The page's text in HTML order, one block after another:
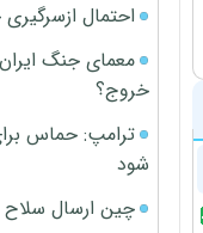
احتمال
معمای جنگ
خروج؟
ترامپ: حماس
شود
چین ارسال سلاح